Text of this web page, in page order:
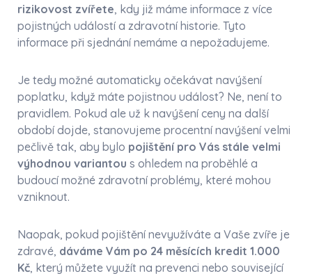
rizikovost zvířete, kdy již máme informace z více
pojistných událostí a zdravotní historie. Tyto
informace při sjednání nemáme a nepožadujeme.
Je tedy možné automaticky očekávat navýšení
poplatku, když máte pojistnou událost? Ne, není to
pravidlem. Pokud ale už k navýšení ceny na další
období dojde, stanovujeme procentní navýšení velmi
pečlivě tak, aby bylo pojištění pro Vás stále velmi
výhodnou variantou s ohledem na proběhlé a
budoucí možné zdravotní problémy, které mohou
vzniknout.
Naopak, pokud pojištění nevyužíváte a Vaše zvíře je
zdravé, dáváme Vám po 24 měsících kredit 1.000
Kč, který můžete využít na prevenci nebo související